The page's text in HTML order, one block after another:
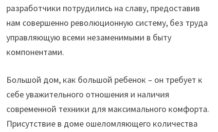
разработчики потрудились на славу, предоставив
нам совершенно революционную систему, без труда
управляющую всеми незаменимыми в быту
компонентами.
Большой дом, как большой ребенок – он требует к
себе уважительного отношения и наличия
современной техники для максимального комфорта.
Присутствие в доме ошеломляющего количества